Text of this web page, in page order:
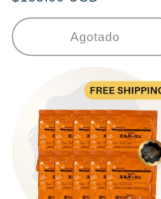
habitual
Agotado